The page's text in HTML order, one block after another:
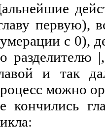
первую),
с 0),
разделителю
и так
можно
кончились